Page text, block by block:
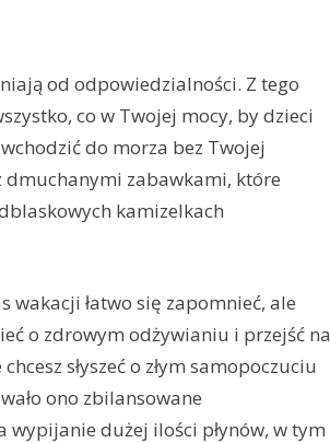
od odpowiedzialności. Z tego
co w Twojej mocy, by dzieci
do morza bez Twojej
dmuchanymi zabawkami, które
kamizelkach
wakacji łatwo się zapomnieć, ale
o zdrowym odżywianiu i przejść na
słyszeć o złym samopoczuciu
ono zbilansowane
wypijanie dużej ilości płynów, w tym